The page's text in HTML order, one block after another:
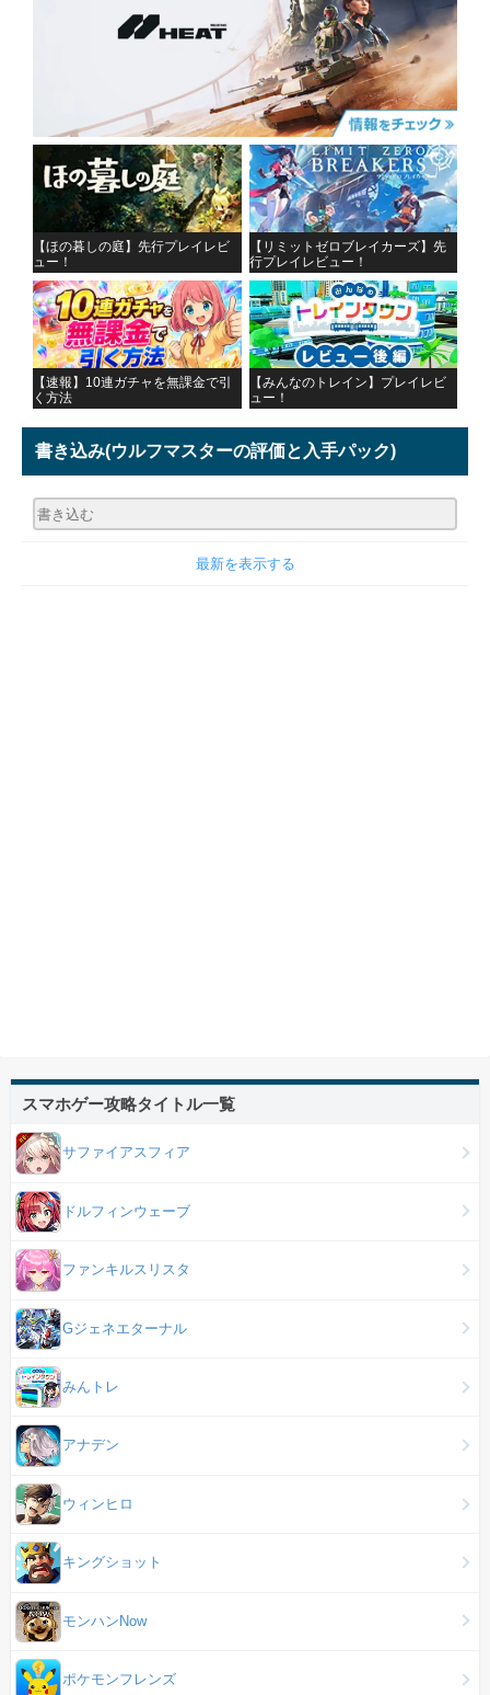
【ほの暮しの庭】先行プレイレビ
ュー！
【リミットゼロブレイカーズ】先
行プレイレビュー！
【速報】10連ガチャを無課金で引
く方法
【みんなのトレイン】プレイレビ
ュー！
書き込み(ウルフマスターの評価と入手パック)
最新を表示する
スマホゲー攻略タイトル一覧
サファイアスフィア
ドルフィンウェーブ
ファンキルスリスタ
Gジェネエターナル
みんトレ
アナデン
ウィンヒロ
キングショット
モンハンNow
ポケモンフレンズ